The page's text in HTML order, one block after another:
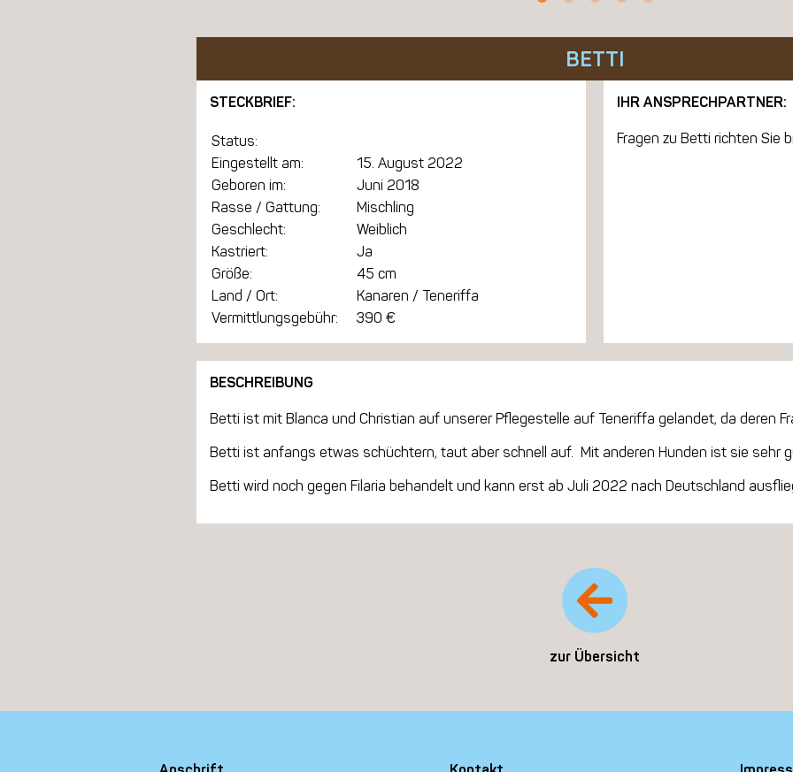
BETTI
STECKBRIEF:
Status:
Eingestellt am:
15. August 2022
Geboren im:
Juni 2018
Rasse / Gattung:
Mischling
Geschlecht:
Weiblich
Kastriert:
Ja
Größe:
45 cm
Land / Ort:
Kanaren / Teneriffa
Vermittlungsgebühr:
390 €
IHR ANSPRECHPARTNER:
Fragen zu Betti richten Sie
BESCHREIBUNG
Betti ist mit Blanca und Christian auf unserer Pflegestelle auf Teneriffa gelandet, da deren
Betti ist anfangs etwas schüchtern, taut aber schnell auf. Mit anderen Hunden ist sie sehr
Betti wird noch gegen Filaria behandelt und kann erst ab Juli 2022 nach Deutschland
zur Übersicht